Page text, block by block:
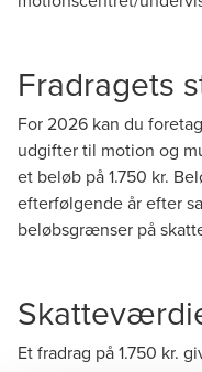
Fradragets
For 2026 kan du
udgifter til motion og
et beløb på 1.750 kr.
efterfølgende år efter
beløbsgrænser på
Et fradrag på 1.750 kr.